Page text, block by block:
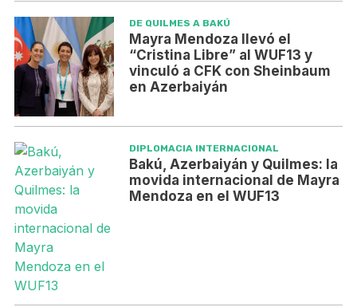
DE QUILMES A BAKÚ
Mayra Mendoza llevó el
“Cristina Libre” al WUF13 y
vinculó a CFK con Sheinbaum
en Azerbaiyán
DIPLOMACIA INTERNACIONAL
Bakú, Azerbaiyán y Quilmes: la
movida internacional de Mayra
Mendoza en el WUF13